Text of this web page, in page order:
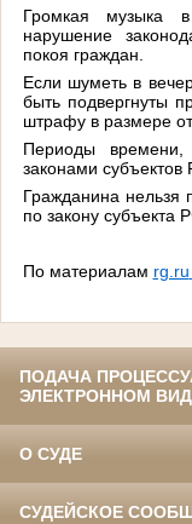
Громкая музыка
нарушение
покоя граждан.
Если шуметь в
быть подвергнуты
штрафу в размере
Периоды времени,
законами субъектов
Гражданина нельзя
по закону субъекта
По материалам rg.ru
ПОДАЧА
ЭЛЕКТРОННОМ
О СУДЕ
СУДЕЙСКОЕ